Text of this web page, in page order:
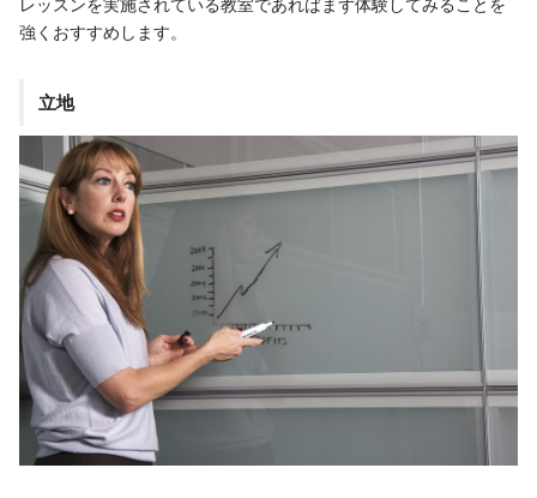
レッスンを実施されている教室であればまず体験してみることを
強くおすすめします。
立地